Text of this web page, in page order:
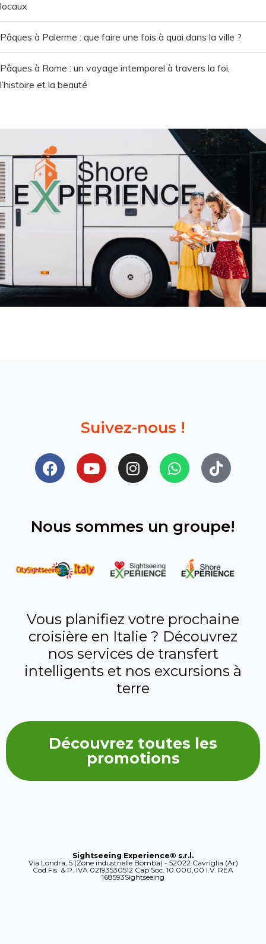
locaux
Pâques à Palerme : que faire une fois à quai dans la ville ?
Pâques à Rome : un voyage intemporel à travers la foi,
l’histoire et la beauté
Suivez-nous !​
Nous sommes un groupe!
Vous planifiez votre prochaine
croisière en Italie ? Découvrez
nos services de transfert
intelligents et nos excursions à
terre
Découvrez toutes les
promotions
Sightseeing Experience® s.r.l.
Via Londra, 5 (Zone industrielle Bomba) - 52022 Cavriglia (Ar)
Cod.Fis. & P. IVA 02193530512 Cap Soc. 10.000,00 I.V. REA
168593Sightseeing